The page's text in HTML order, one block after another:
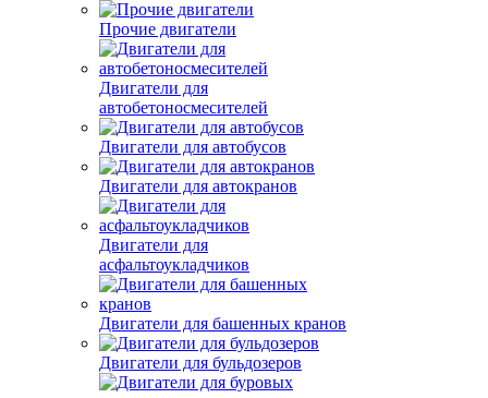
Прочие двигатели
Двигатели для
автобетоносмесителей
Двигатели для автобусов
Двигатели для автокранов
Двигатели для
асфальтоукладчиков
Двигатели для башенных кранов
Двигатели для бульдозеров